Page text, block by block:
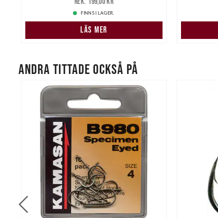
FINNS I LAGER.
LÄS MER
ANDRA TITTADE OCKSÅ PÅ